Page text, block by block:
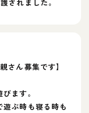
されました。
さん募集です】
ます‎。
ぶ時も寝る時も